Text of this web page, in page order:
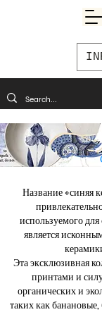
Название «синяя
используемого
является
Эта эксклюзивная
принтами и
органических и
таких как